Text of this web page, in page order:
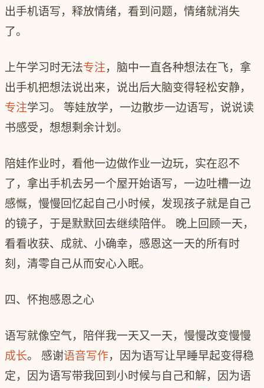
出手机语写，释放情绪，看到问题，情绪就消失
了。
上午学习时无法专注，脑中一直各种想法在飞，拿
出手机把想法说出来，说出后大脑变得轻松安静，
专注学习。 等娃放学，一边散步一边语写，说说读
书感受，想想剩余计划。
陪娃作业时，看他一边做作业一边玩，实在忍不
了，拿出手机去另一个屋开始语写，一边吐槽一边
感慨，慢慢回忆起自己小时候，发现孩子就是自己
的镜子，于是默默回去继续陪伴。 晚上回顾一天，
看看收获、成就、小确幸，感恩这一天的所有时
刻，清零自己从而安心入眠。
四、怀抱感恩之心
语写就像空气，陪伴我一天又一天，慢慢改变慢慢
成长。 感谢语音写作，因为语写让早睡早起变得稳
定，因为语写带我回到小时候与自己和解，因为语